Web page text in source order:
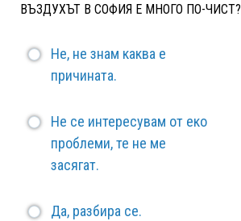
ВЪЗДУХЪТ В СОФИЯ Е МНОГО ПО-ЧИСТ?
Не, не знам каква е
причината.
Не се интересувам от еко
проблеми, те не ме
засягат.
Да, разбира се.